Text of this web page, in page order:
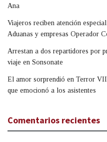
Ana
Viajeros reciben atención
Aduanas y empresas Operador
Arrestan a dos repartidores por
viaje en Sonsonate
El amor sorprendió en Terror
que emocionó a los asistentes
Comentarios recientes